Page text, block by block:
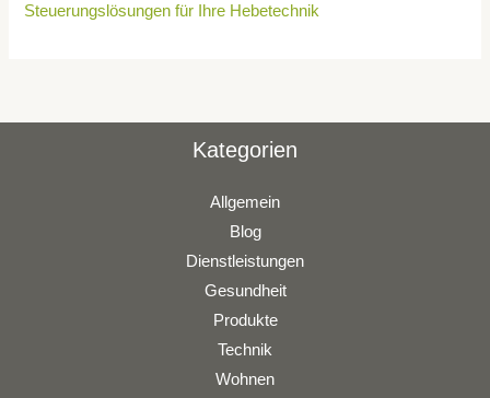
Steuerungslösungen für Ihre Hebetechnik
Kategorien
Allgemein
Blog
Dienstleistungen
Gesundheit
Produkte
Technik
Wohnen